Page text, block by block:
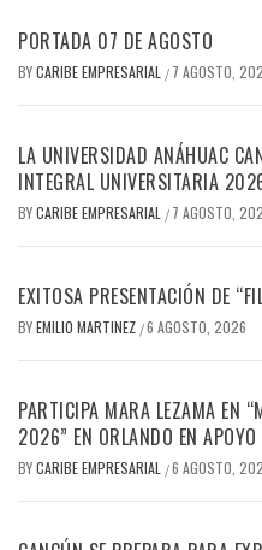
PORTADA 07 DE AGOSTO
BYCARIBE EMPRESARIAL / 7 AGOSTO,
LA UNIVERSIDAD ANÁHUAC
INTEGRAL UNIVERSITARIA
BYCARIBE EMPRESARIAL / 7 AGOSTO,
EXITOSA PRESENTACIÓN DE
BYEMILIO MARTINEZ /6 AGOSTO, 2026
PARTICIPA MARA LEZAMA EN
2026” EN ORLANDO EN APOYO
BYCARIBE EMPRESARIAL /6 AGOSTO,